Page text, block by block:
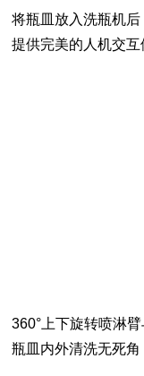
将瓶皿放入洗瓶机后
提供完美的人机交互
360°上下旋转喷淋
瓶皿内外清洗无死角